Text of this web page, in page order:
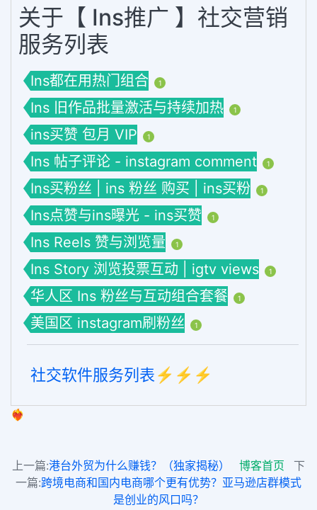
关于【 Ins推广 】社交营销
服务列表
Ins都在用热门组合 1
Ins 旧作品批量激活与持续加热 1
ins买赞 包月 VIP 1
Ins 帖子评论 - instagram comment 1
Ins买粉丝 | ins 粉丝 购买 | ins买粉 1
Ins点赞与ins曝光 - ins买赞 1
Ins Reels 赞与浏览量 1
Ins Story 浏览投票互动 | igtv views 1
华人区 Ins 粉丝与互动组合套餐 1
美国区 instagram刷粉丝 1
社交软件服务列表⚡️⚡️⚡️
❤️‍🔥
上一篇:港台外贸为什么赚钱？（独家揭秘） 博客首页
下
一篇:跨境电商和国内电商哪个更有优势？亚马逊店群模式
是创业的风口吗？